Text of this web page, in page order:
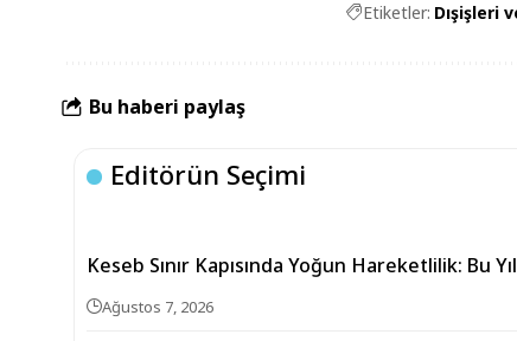
Etiketler: Dışişleri
Bu haberi paylaş
Editörün Seçimi
Keseb Sınır Kapısında Yoğun Hareketlilik: Bu
Ağustos 7, 2026